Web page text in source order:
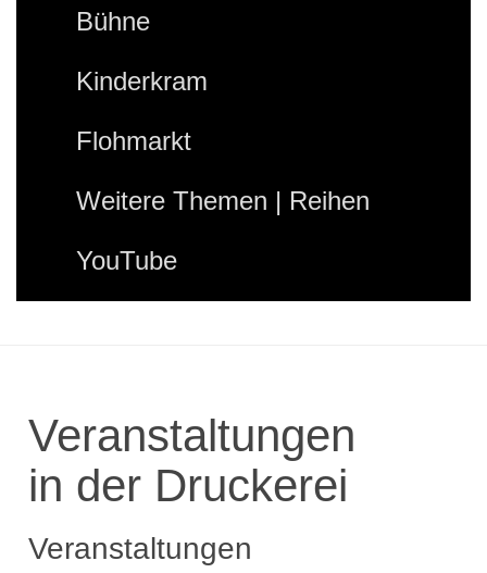
Bühne
Kinderkram
Flohmarkt
Weitere Themen | Reihen
YouTube
Veranstaltungen
in der Druckerei
Veranstaltungen